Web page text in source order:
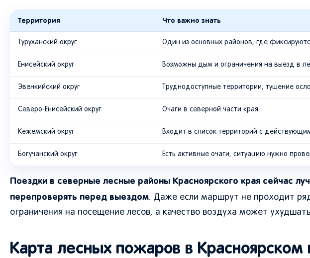
Территория Что важно знать
Туруханский округ Один из основных районов, где
Енисейский округ Возможны дым и ограничения на выезд в
Эвенкийский округ Труднодоступные территории, тушение
Северо-Енисейский округ Очаги в северной части края
Кежемский округ Входит в список территорий с
Богучанский округ Есть активные очаги, ситуацию нужно
Поездки в северные лесные районы Красноярского края сейчас
перепроверять перед выездом. Даже если маршрут не проходит
ограничения на посещение лесов, а качество воздуха может
Карта лесных пожаров в Красноярском